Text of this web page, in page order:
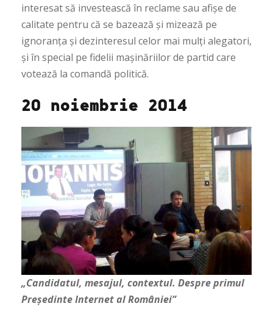
interesat să investească în reclame sau afișe de
calitate pentru că se bazează și mizează pe
ignoranța și dezinteresul celor mai mulți alegatori,
și în special pe fidelii mașinăriilor de partid care
votează la comandă politică.
20 noiembrie 2014
„Candidatul, mesajul, contextul. Despre primul
Președinte Internet al României”